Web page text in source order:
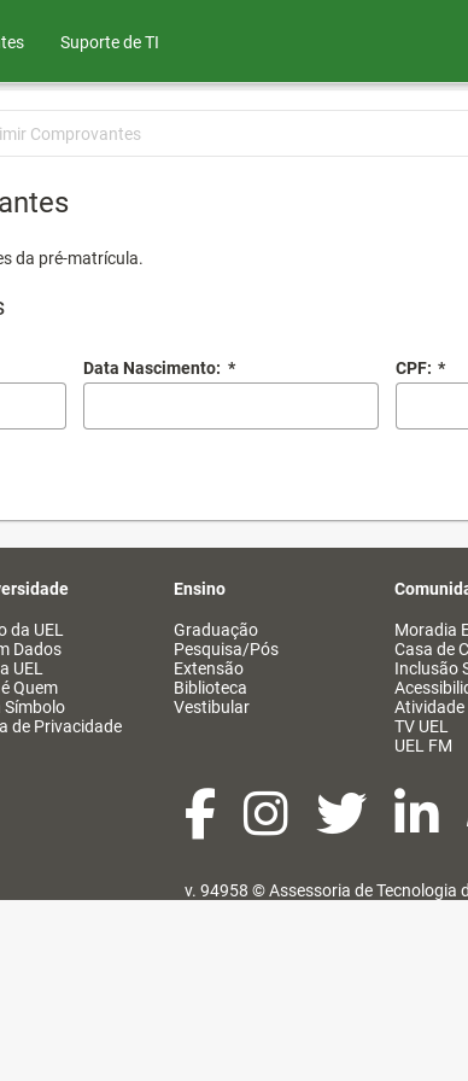
Suporte de TI
Comprovantes
da pré-matrícula.
Data Nascimento: * CPF: *
da UEL
Dados
UEL
Quem
Símbolo
de Privacidade
Ensino
Graduação
Pesquisa/Pós
Extensão
Biblioteca
Vestibular
Moradia
Casa de
Inclusão
Atividade
TV UEL
UEL FM
v. 94958 ©Assessoria de Tecnologia